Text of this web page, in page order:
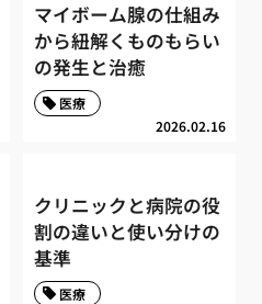
マイボーム腺の仕組み
から紐解くものもらい
の発生と治癒
2026.02.16
医療
クリニックと病院の役
割の違いと使い分けの
基準
医療